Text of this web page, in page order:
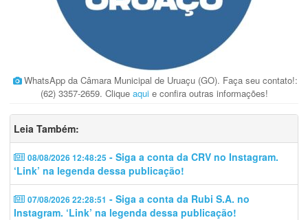
WhatsApp da Câmara Municipal de Uruaçu (GO). Faça seu contato!:
(62) 3357-2659. Clique aquie confira outras informações!
Leia Também:
08/08/2026 12:48:25 - Siga a conta da CRV no Instagram.
‘Link’ na legenda dessa publicação!
07/08/2026 22:28:51 - Siga a conta da Rubi S.A. no
Instagram. ‘Link’ na legenda dessa publicação!